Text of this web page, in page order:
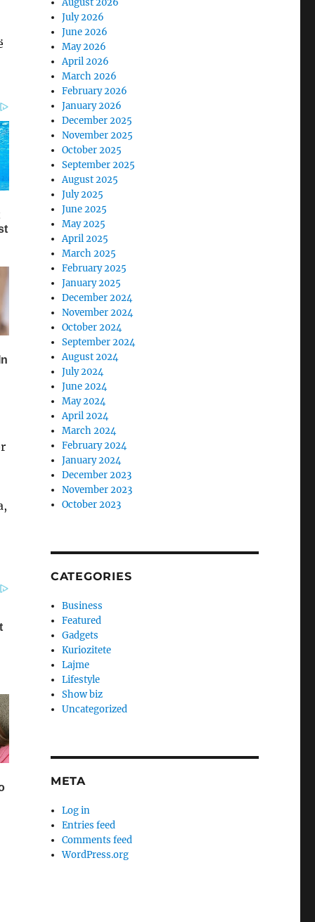
August 2026
July 2026
June 2026
May 2026
April 2026
March 2026
February 2026
January 2026
December 2025
November 2025
October 2025
September 2025
August 2025
July 2025
June 2025
May 2025
April 2025
March 2025
February 2025
January 2025
December 2024
November 2024
October 2024
September 2024
August 2024
July 2024
June 2024
May 2024
April 2024
March 2024
February 2024
January 2024
December 2023
November 2023
October 2023
CATEGORIES
Business
Featured
Gadgets
Kuriozitete
Lajme
Lifestyle
Show biz
Uncategorized
META
Log in
Entries feed
Comments feed
WordPress.org